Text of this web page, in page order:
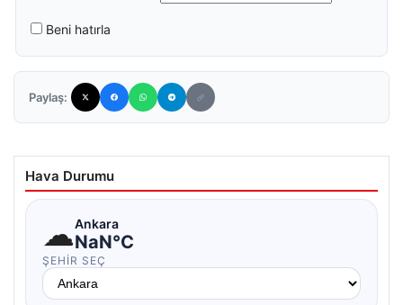
Beni hatırla
Paylaş:
Hava Durumu
☁Ankara
NaN°C
ŞEHIR SEÇ